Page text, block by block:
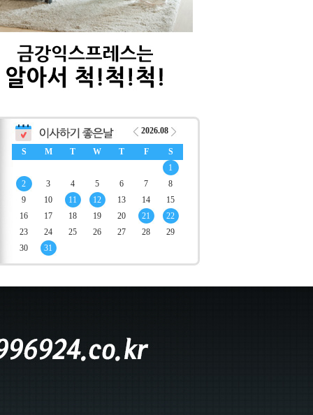
2026.08
S M T W T F
S
1
2
3 4 5 6 7
8
9
10 11 12 13 14
15
16
17 18 19 20 21
22
23
24 25 26 27 28
29
30
31